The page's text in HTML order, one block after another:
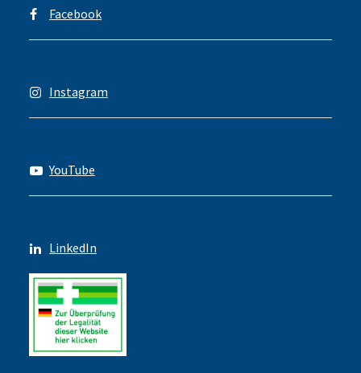
Facebook
Instagram
YouTube
LinkedIn